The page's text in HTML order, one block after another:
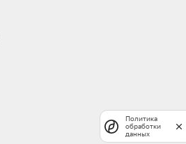
Политика
обработки
данных